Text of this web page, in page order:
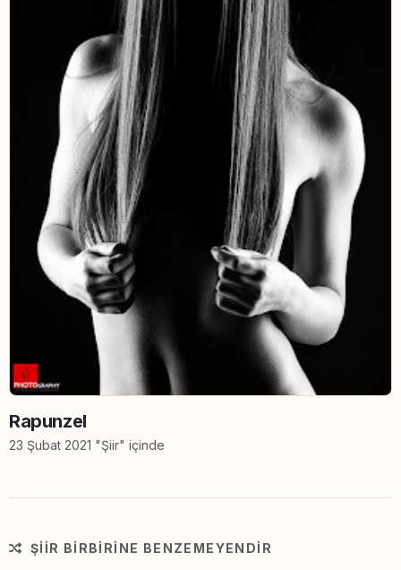
Rapunzel
23 Şubat 2021 "Şiir" içinde
ŞIIR BIRBIRINE BENZEMEYENDIR